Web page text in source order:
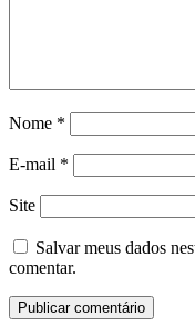
Nome *
E-mail *
Site
Salvar meus dados
comentar.